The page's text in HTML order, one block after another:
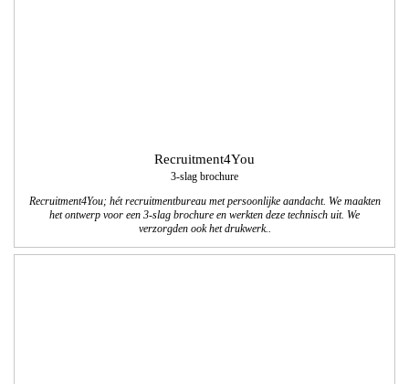
Recruitment4You
3-slag brochure
Recruitment4You; hét recruitmentbureau met persoonlijke aandacht. We maakten
het ontwerp voor een 3-slag brochure en werkten deze technisch uit. We
verzorgden ook het drukwerk..